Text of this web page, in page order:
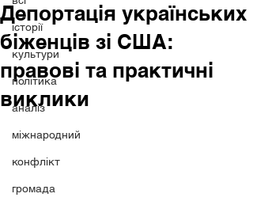
історії
культури
політика
аналіз
міжнародний
конфлікт
громада
Депортація українських
біженців зі США:
правові та практичні
виклики